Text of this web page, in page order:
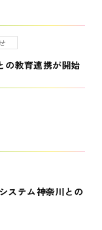
の教育連携が開始
ステム神奈川との